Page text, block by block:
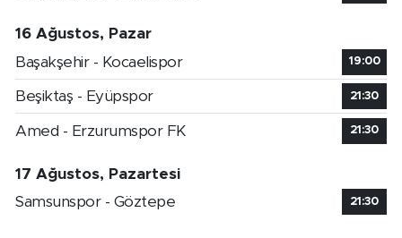
16 Ağustos, Pazar
Başakşehir - Kocaelispor
19:00
Beşiktaş - Eyüpspor 21:30
Amed - Erzurumspor FK 21:30
17 Ağustos, Pazartesi
Samsunspor - Göztepe
21:30